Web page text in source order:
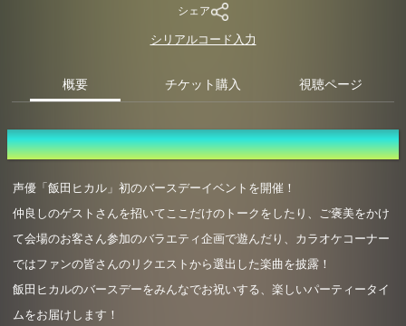
シェア
シリアルコード入力
概要 チケット購入 視聴ページ
概要
声優「飯田ヒカル」初のバースデーイベントを開催！
仲良しのゲストさんを招いてここだけのトークをしたり、ご褒美をかけ
て会場のお客さん参加のバラエティ企画で遊んだり、カラオケコーナー
ではファンの皆さんのリクエストから選出した楽曲を披露！
飯田ヒカルのバースデーをみんなでお祝いする、楽しいパーティータイ
ムをお届けします！